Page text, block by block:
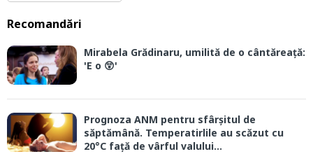
Recomandări
Mirabela Grădinaru, umilită de o cântăreață:
'E o 😲'
Prognoza ANM pentru sfârșitul de
săptămână. Temperatirlile au scăzut cu
20°C față de vârful valului...